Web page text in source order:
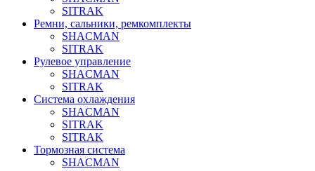
SITRAK
Ремни, сальники, ремкомплекты
SHACMAN
SITRAK
Рулевое управление
SHACMAN
SITRAK
Система охлаждения
SHACMAN
SITRAK
SITRAK
Тормозная система
SHACMAN